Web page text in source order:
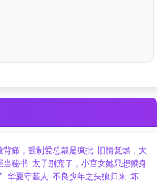
背痛，强制爱总裁是疯批
旧情复燃，大
当秘书 太子别宠了，小宫女她只想赎身
华夏守墓人 不良少年之头狼归来 坏